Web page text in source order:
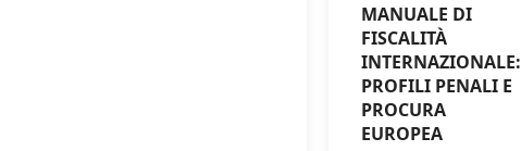
MANUALE DI
FISCALITÀ
INTERNAZIONALE:
PROFILI PENALI E
PROCURA
EUROPEA